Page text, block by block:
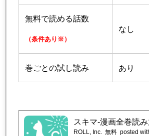
無料で読める話数
（条件あり※）
なし
巻ごとの試し読み あり
スキマ-漫画全巻読み
ROLL, Inc. 無料 posted